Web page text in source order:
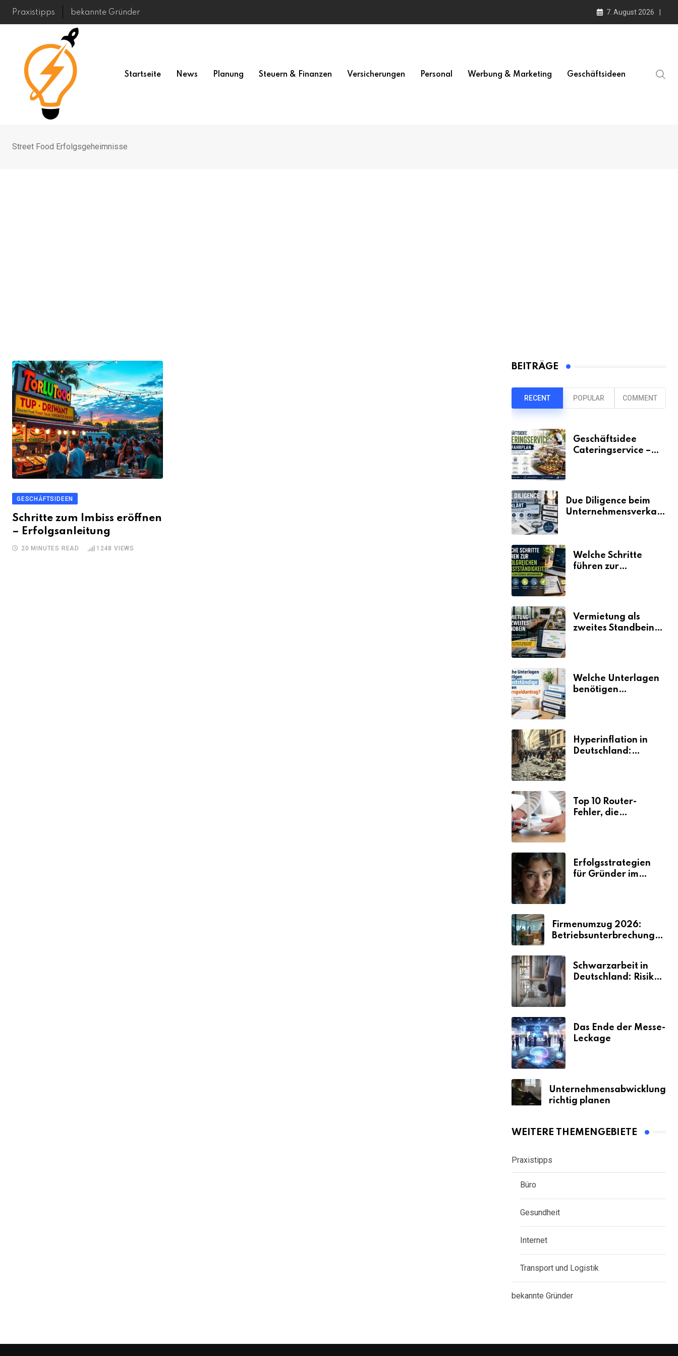
Skip
Praxistipps bekannte Gründer 7. August 2026
Startseite News Planung Steuern & Finanzen Versicherungen Personal Werbung & Marketing Geschäftsideen
Street Food Erfolgsgeheimnisse
GESCHÄFTSIDEEN
Schritte zum Imbiss eröffnen
– Erfolgsanleitung
20 MINUTES READ 1248 VIEWS
BEITRÄGE
RECENT POPULAR COMMENT
Geschäftsidee
Cateringservice –
Due Diligence beim
Unternehmensverkauf
Welche Schritte
führen zur
Vermietung als
zweites Standbein:
Umsätze machen
Welche Unterlagen
benötigen
Hyperinflation in
Deutschland:
Top 10 Router-
Fehler, die
Erfolgsstrategien
für Gründer im
Firmenumzug 2026:
Betriebsunterbrechungen
Schwarzarbeit in
Deutschland: Risiken
Das Ende der Messe-
Leckage
Unternehmensabwicklung
richtig planen
WEITERE THEMENGEBIETE
Praxistipps
Büro
Gesundheit
Internet
Transport und Logistik
bekannte Gründer